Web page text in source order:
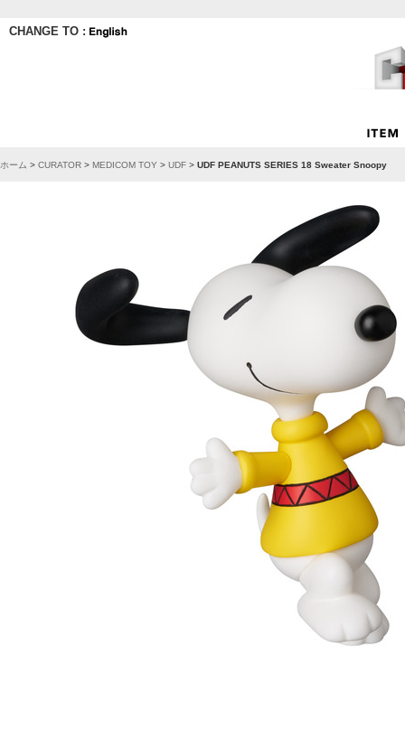
CHANGE TO :
ホーム > CURATOR > MEDICOM TOY > UDF > UDF PEANUTS SERIES 18 Sweater Snoopy